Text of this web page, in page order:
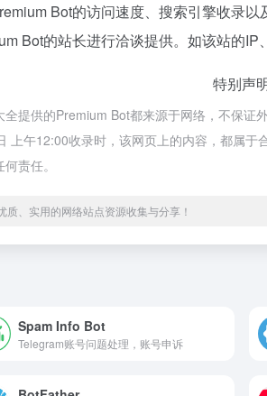
Bot的访问速度、搜索引擎收录
Bot的站长进行洽谈提供。如该站的IP
特别声
提供的Premium Bot都来源于网络，不保
午12:00收录时，该网页上的内容，都属
责任。
、实用的网络站点资源收集与分享！
Spam Info Bot
Telegram账号问题处理，账号申诉